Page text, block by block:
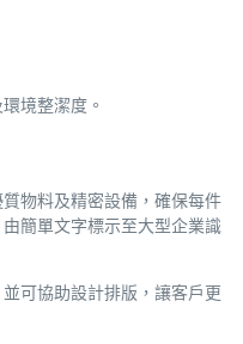
境整潔度。
物料及精密設備，確保每件
簡單文字標示至大型企業識
可協助設計排版，讓客戶更